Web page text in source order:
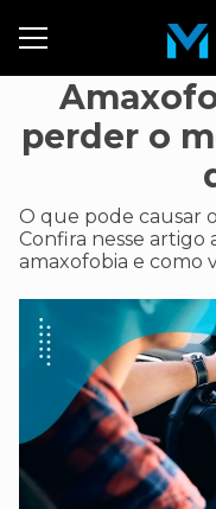
perder o
O que pode causar
Confira nesse artigo
amaxofobia e como